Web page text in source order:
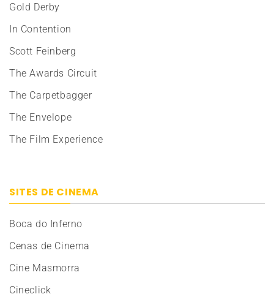
Gold Derby
In Contention
Scott Feinberg
The Awards Circuit
The Carpetbagger
The Envelope
The Film Experience
SITES DE CINEMA
Boca do Inferno
Cenas de Cinema
Cine Masmorra
Cineclick